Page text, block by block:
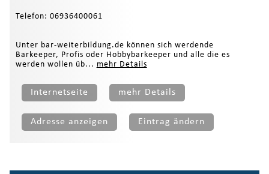
Telefon: 06936400061
Unter bar-weiterbildung.de können sich werdende
Barkeeper, Profis oder Hobbybarkeeper und alle die es
werden wollen üb... mehr Details
Internetseite mehr Details
Adresse anzeigen Eintrag ändern